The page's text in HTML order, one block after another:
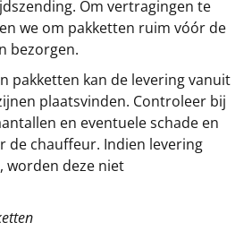
Om vertragingen te
we om pakketten ruim vóór de
bezorgen.
pakketten kan de levering vanuit
plaatsvinden. Controleer bij
en eventuele schade en
de chauffeur. Indien levering
worden deze niet